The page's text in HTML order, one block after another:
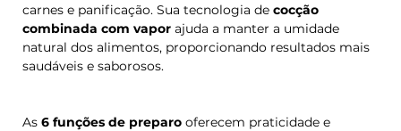
carnes e panificação. Sua tecnologia de cocção
combinada com vaporajuda a manter a umidade
natural dos alimentos, proporcionando resultados mais
saudáveis e saborosos.
As 6 funções de preparooferecem praticidade e